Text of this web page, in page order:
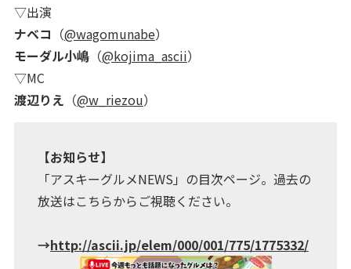
▽出演
ナベコ （@wagomunabe）
モーダル小嶋（@kojima_ascii）
▽MC
渡辺りえ （@w_riezou）
【お知らせ】
「アスキーグルメNEWS」の目次ページ。過去の
放送はこちらからご視聴ください。
→http://ascii.jp/elem/000/001/775/1775332/